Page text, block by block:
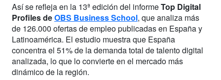
Así se refleja en la 13ª edición del informeTop Digital
Profiles deOBS Business School, que analiza más
de 126.000 ofertas de empleo publicadas en España y
Latinoamérica. El estudio muestra que España
concentra el 51% de la demanda total de talento digital
analizada, lo que lo convierte en el mercado más
dinámico de la región.